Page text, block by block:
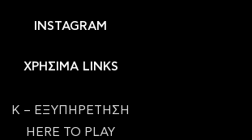
INSTAGRAM
ΧΡΗΣΙΜΑ LINKS
Κ – ΕΞΥΠΗΡΕΤΗΣΗ
HERE TO PLAY